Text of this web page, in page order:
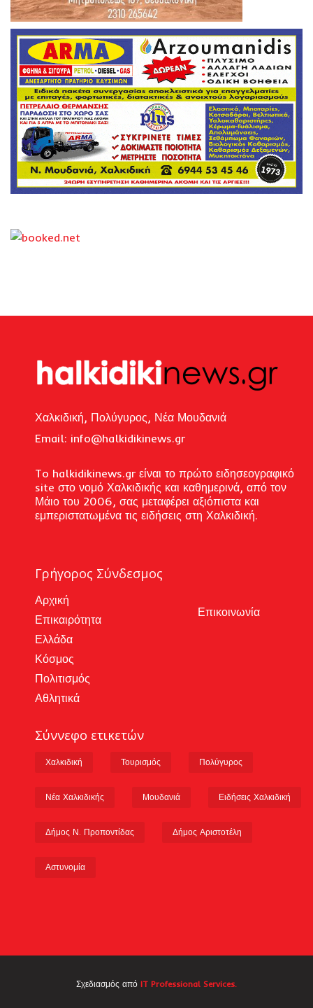
Χαλκιδική, Πολύγυρος, Νέα Μουδανιά
Email: info@halkidikinews.gr
To halkidikinews.gr είναι το πρώτο ειδησεογραφικό
site στο νομό Χαλκιδικής και καθημερινά, από τον
Μάιο του 2006, σας μεταφέρει αξιόπιστα και
εμπεριστατωμένα τις ειδήσεις στη Χαλκιδική.
Γρήγορος Σύνδεσμος
Αρχική
Επικαιρότητα
Ελλάδα
Κόσμος
Πολιτισμός
Αθλητικά
Επικοινωνία
Σύννεφο ετικετών
Χαλκιδική Τουρισμός Πολύγυρος
Νέα Χαλκιδικής Μουδανιά Ειδήσεις Χαλκιδική
Δήμος Ν. Προποντίδας Δήμος Αριστοτέλη
Αστυνομία
Σχεδιασμός από IT Professional Services.